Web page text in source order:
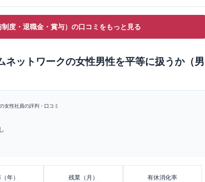
度・退職金・賞与）の口コミをもっと見る
ネットワークの女性男性を平等に扱うか（男
の女性社員の評判・口コミ
年） 残業（月） 有休消化率